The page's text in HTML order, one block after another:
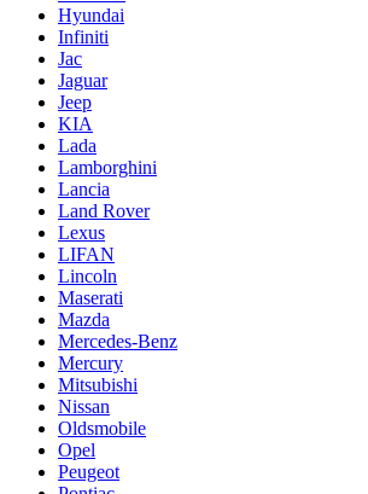
Hyundai
Infiniti
Jac
Jaguar
Jeep
KIA
Lada
Lamborghini
Lancia
Land Rover
Lexus
LIFAN
Lincoln
Maserati
Mazda
Mercedes-Benz
Mercury
Mitsubishi
Nissan
Oldsmobile
Opel
Peugeot